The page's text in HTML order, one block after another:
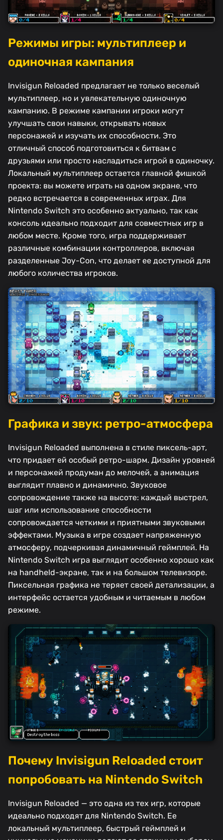
Режимы игры: мультиплеер и
одиночная кампания
Invisigun Reloaded предлагает не только веселый
мультиплеер, но и увлекательную одиночную
кампанию. В режиме кампании игроки могут
улучшать свои навыки, открывать новых
персонажей и изучать их способности. Это
отличный способ подготовиться к битвам с
друзьями или просто насладиться игрой в одиночку.
Локальный мультиплеер остается главной фишкой
проекта: вы можете играть на одном экране, что
редко встречается в современных играх. Для
Nintendo Switch это особенно актуально, так как
консоль идеально подходит для совместных игр в
любом месте. Кроме того, игра поддерживает
различные комбинации контроллеров, включая
разделенные Joy-Con, что делает ее доступной для
любого количества игроков.
Графика и звук: ретро-атмосфера
Invisigun Reloaded выполнена в стиле пиксель-арт,
что придает ей особый ретро-шарм. Дизайн уровней
и персонажей продуман до мелочей, а анимация
выглядит плавно и динамично. Звуковое
сопровождение также на высоте: каждый выстрел,
шаг или использование способности
сопровождается четкими и приятными звуковыми
эффектами. Музыка в игре создает напряженную
атмосферу, подчеркивая динамичный геймплей. На
Nintendo Switch игра выглядит особенно хорошо как
на handheld-экране, так и на большом телевизоре.
Пиксельная графика не теряет своей детализации, а
интерфейс остается удобным и читаемым в любом
режиме.
Почему Invisigun Reloaded стоит
попробовать на Nintendo Switch
Invisigun Reloaded — это одна из тех игр, которые
идеально подходят для Nintendo Switch. Ее
локальный мультиплеер, быстрый геймплей и